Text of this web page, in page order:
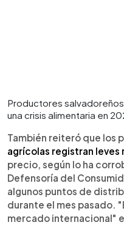
Productores
una crisis alimentaria en
También reiteró que los
agrícolas registran leves
precio, según lo ha
Defensoría del
algunos puntos de
durante el mes pasado.
mercado internacional"